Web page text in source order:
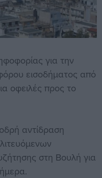
για την
εισοδήματος από
οφειλές προς το
αντίδραση
στη Βουλή για